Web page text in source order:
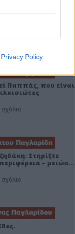
Privacy Policy
Παππάς, που είναι
Στηρίξτε
– μειώσ…